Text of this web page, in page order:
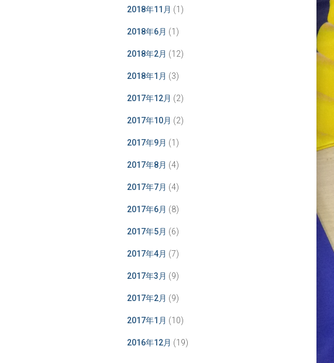
2018年11月 (1)
2018年6月 (1)
2018年2月 (12)
2018年1月 (3)
2017年12月 (2)
2017年10月 (2)
2017年9月 (1)
2017年8月 (4)
2017年7月 (4)
2017年6月 (8)
2017年5月 (6)
2017年4月 (7)
2017年3月 (9)
2017年2月 (9)
2017年1月 (10)
2016年12月 (19)